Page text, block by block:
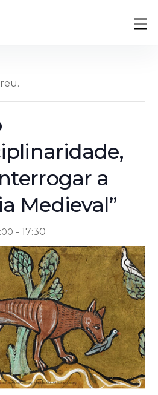
a
Medieval”
-17:30